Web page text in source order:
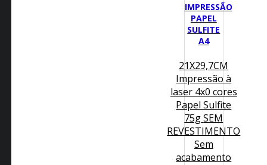
IMPRESSÃO
PAPEL
SULFITE
A4
21X29,7CM
Impressão à
laser 4x0 cores
Papel Sulfite
75gSEM
REVESTIMENTO
Sem
acabamento